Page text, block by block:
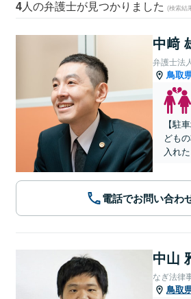
4 人の弁護士が見つかりました (検索結
中﨑
弁護士法
鳥取
【駐
ども
入れ
電話でお問い合わ
中山
なぎ法律
鳥取